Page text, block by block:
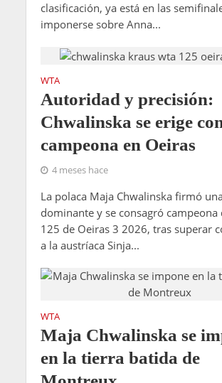
clasificación, ya está en las
imponerse sobre Anna...
WTA
Autoridad y precisión:
Chwalinska se erige
campeona en Oeiras
4 meses hace
La polaca Maja Chwalinska firmó
dominante y se consagró campeona
125 de Oeiras 3 2026, tras superar
a la austríaca Sinja...
WTA
Maja Chwalinska se
en la tierra batida de